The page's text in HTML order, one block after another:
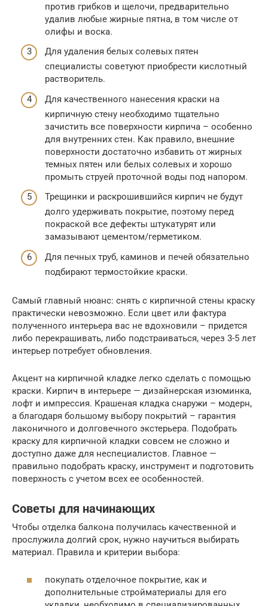
против грибков и щелочи, предварительно
удалив любые жирные пятна, в том числе от
олифы и воска.
Для удаления белых солевых пятен
специалисты советуют приобрести кислотный
растворитель.
Для качественного нанесения краски на
кирпичную стену необходимо тщательно
зачистить все поверхности кирпича – особенно
для внутренних стен. Как правило, внешние
поверхности достаточно избавить от жирных
темных пятен или белых солевых и хорошо
промыть струей проточной воды под напором.
Трещинки и раскрошившийся кирпич не будут
долго удерживать покрытие, поэтому перед
покраской все дефекты штукатурят или
замазывают цементом/герметиком.
Для печных труб, каминов и печей обязательно
подбирают термостойкие краски.
Самый главный нюанс: снять с кирпичной стены краску
практически невозможно. Если цвет или фактура
полученного интерьера вас не вдохновили – придется
либо перекрашивать, либо подстраиваться, через 3-5 лет
интерьер потребует обновления.
Акцент на кирпичной кладке легко сделать с помощью
краски. Кирпич в интерьере — дизайнерская изюминка,
лофт и импрессия. Крашеная кладка снаружи – модерн,
а благодаря большому выбору покрытий – гарантия
лаконичного и долговечного экстерьера. Подобрать
краску для кирпичной кладки совсем не сложно и
доступно даже для неспециалистов. Главное —
правильно подобрать краску, инструмент и подготовить
поверхность с учетом всех ее особенностей.
Советы для начинающих
Чтобы отделка балкона получилась качественной и
прослужила долгий срок, нужно научиться выбирать
материал. Правила и критерии выбора:
покупать отделочное покрытие, как и
дополнительные стройматериалы для его